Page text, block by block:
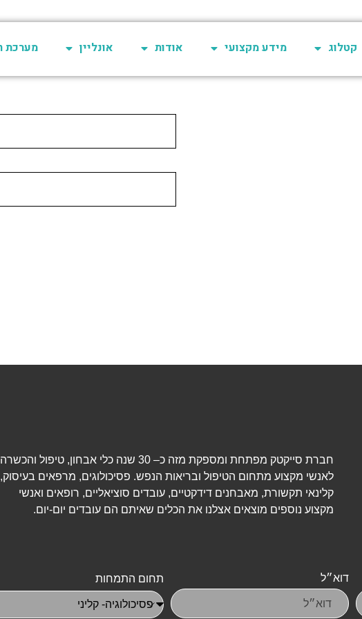
קטלוג מידע מקצועי אודות אונליין מערכת PTech
חברת סייקטק מפתחת ומספקת מזה כ– 30 שנה כלי אבחון, טיפול והכשרה
לאנשי מקצוע מתחום הטיפול ובריאות הנפש. פסיכולוגים, מרפאים בעיסוק,
קלינאי תקשורת, מאבחנים דידקטיים, עובדים סוציאליים, רופאים ואנשי
מקצוע נוספים מוצאים אצלנו את הכלים שאיתם הם עובדים יום-יום.
דוא״ל תחום התמחות